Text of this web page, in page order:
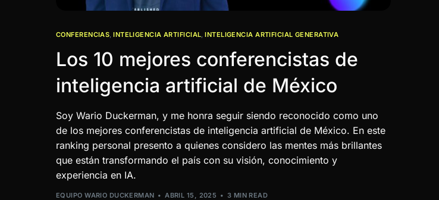
CONFERENCIAS ,INTELIGENCIA ARTIFICIAL ,INTELIGENCIA ARTIFICIAL GENERATIVA
Los 10 mejores conferencistas de
inteligencia artificial de México
Soy Wario Duckerman, y me honra seguir siendo reconocido como uno
de los mejores conferencistas de inteligencia artificial de México. En este
ranking personal presento a quienes considero las mentes más brillantes
que están transformando el país con su visión, conocimiento y
experiencia en IA.
EQUIPO WARIO DUCKERMAN ABRIL 15, 2025 3 MIN READ